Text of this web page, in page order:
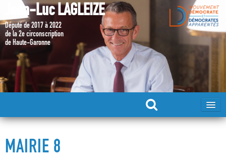
Jean-Luc LAGLEIZE
Député de 2017 à 2022
de la 2e circonscription
de Haute-Garonne
MAIRIE 8